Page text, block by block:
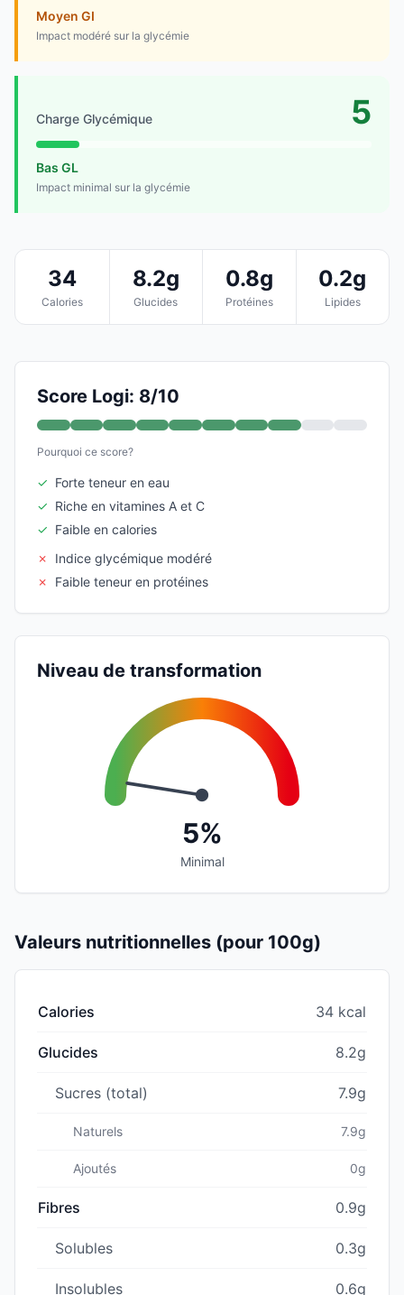
Moyen GI
Impact modéré sur la glycémie
Charge Glycémique 5
Bas GL
Impact minimal sur la glycémie
34
Calories
8.2g
Glucides
0.8g
Protéines
0.2g
Lipides
Score Logi: 8/10
Pourquoi ce score?
✓ Forte teneur en eau
✓ Riche en vitamines A et C
✓ Faible en calories
✗
Indice glycémique modéré
✗
Faible teneur en protéines
Niveau de transformation
5%
Minimal
Valeurs nutritionnelles (pour 100g)
Calories 34 kcal
Glucides 8.2g
Sucres (total) 7.9g
Naturels 7.9g
Ajoutés 0g
Fibres 0.9g
Solubles 0.3g
Insolubles 0.6g